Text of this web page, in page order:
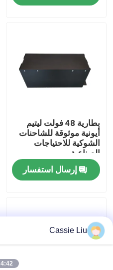
جولة في المعمل
اطلب اقتباس
بطارية الليثيوم رافعة شوكية
48 فولت بطارية ليثيوم أيون لفورت
بطارية 48 فولت ليتيم
أيونية موثوقة للشاحنات
الشوكية للاحتياجات
الصناعية
إرسال استفسار
Cassie Liu
4:42 PM